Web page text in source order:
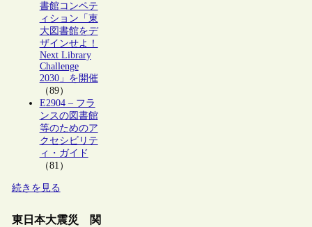
書館コンペテ
ィション「東
大図書館をデ
ザインせよ！
Next Library
Challenge
2030」を開催
（89）
E2904 – フラ
ンスの図書館
等のためのア
クセシビリテ
ィ・ガイド
（81）
続きを見る
東日本大震災 関